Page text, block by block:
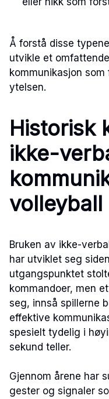
Å forstå disse
utvikle et
kommunikasjon
ytelsen.
Historisk
ikke-
volleyball
Bruken av ikke-
har utviklet seg
utgangspunktet
kommandoer, men
seg, innså spillerne
effektive
spesielt tydelig i
sekund teller.
Gjennom årene har
gester og signaler